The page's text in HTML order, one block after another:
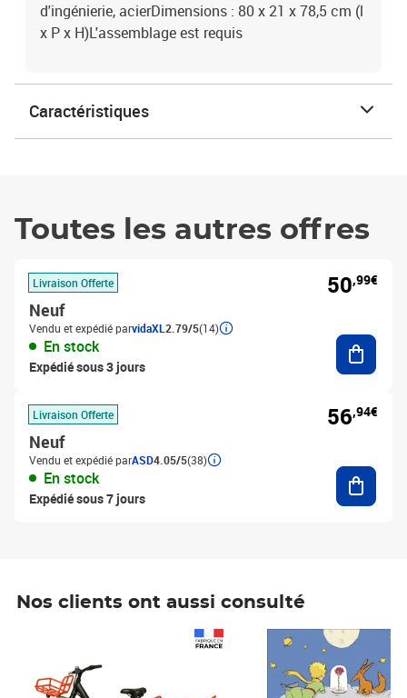
d'ingénierie, acierDimensions : 80 x 21 x 78,5 cm (l
x P x H)L'assemblage est requis
Caractéristiques
Toutes les autres offres
Livraison Offerte
Neuf
Vendu et expédié parvidaXL 2.79/5(14)
En stock
Expédié sous 3 jours
50,99€
Livraison Offerte
Neuf
Vendu et expédié parASD4.05/5(38)
En stock
Expédié sous 7 jours
56,94€
Nos clients ont aussi consulté
Prix 7,50€